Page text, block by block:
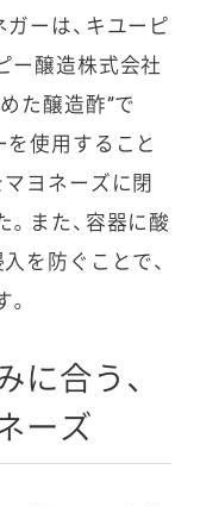
ーは、キユーピ
ー醸造株式会社
た醸造酢”で
使用すること
ヨネーズに閉
また、容器に酸
を防ぐことで、
に合う、
ーズ